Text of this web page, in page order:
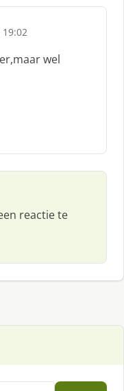
wel
reactie te